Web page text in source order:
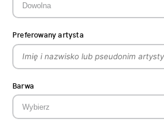
Preferowany artysta
Barwa